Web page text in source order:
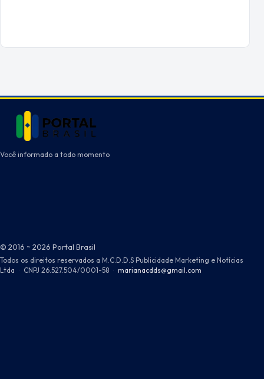
Você informado a todo momento
© 2016 ~ 2026 Portal Brasil
Todos os direitos reservados a M.C.D.D.S Publicidade Marketing e Notícias
Ltda · CNPJ 26.527.504/0001-58 · marianacdds@gmail.com